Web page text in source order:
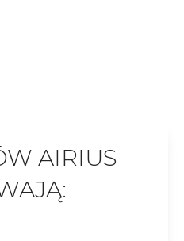
AIRIUS